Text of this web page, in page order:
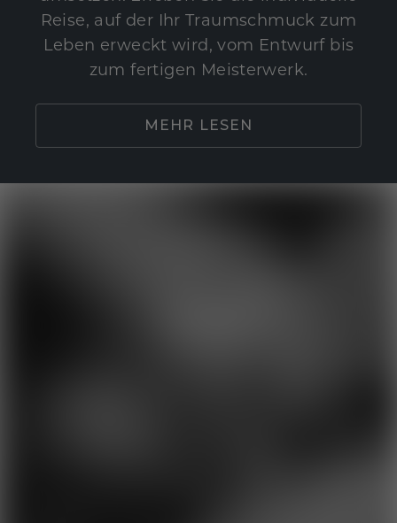
Reise, auf der Ihr Traumschmuck zum
Leben erweckt wird, vom Entwurf bis
zum fertigen Meisterwerk.
MEHR LESEN